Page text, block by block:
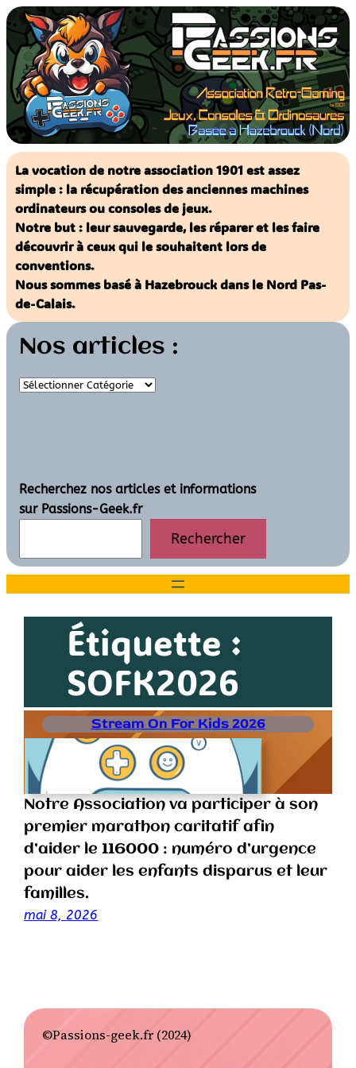
Aller
au
contenu
La vocation de notre association 1901 est assez
simple : la récupération des anciennes machines
ordinateurs ou consoles de jeux.
Notre but : leur sauvegarde, les réparer et les faire
découvrir à ceux qui le souhaitent lors de
conventions.
Nous sommes basé à Hazebrouck dans le Nord Pas-
de-Calais.
Nos articles :
Recherchez nos articles et informations
sur Passions-Geek.fr
Rechercher
Étiquette :
SOFK2026
Stream On For Kids 2026
Notre Association va participer à son
premier marathon caritatif afin
d’aider le 116000 : numéro d’urgence
pour aider les enfants disparus et leur
familles.
mai 8, 2026
©Passions-geek.fr (2024)